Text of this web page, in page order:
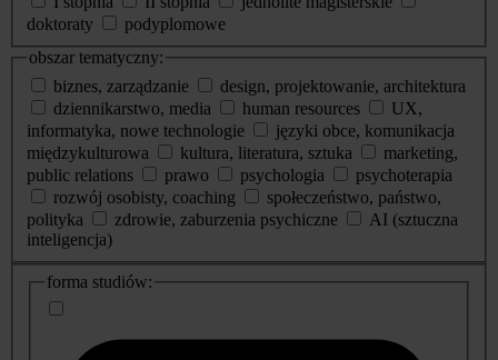
doktoraty
podyplomowe
obszar tematyczny:
biznes, zarządzanie
design, projektowanie, architektura
dziennikarstwo, media
human resources
UX,
informatyka, nowe technologie
języki obce, komunikacja
międzykulturowa
kultura, literatura, sztuka
marketing,
public relations
prawo psychologia
psychoterapia
rozwój osobisty, coaching
społeczeństwo, państwo,
polityka
zdrowie, zaburzenia psychiczne
AI (sztuczna
inteligencja)
dodatkowe
informacje
forma studiów: